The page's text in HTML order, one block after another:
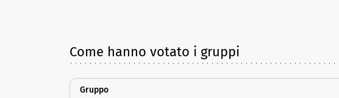
Come hanno votato i gruppi
Gruppo